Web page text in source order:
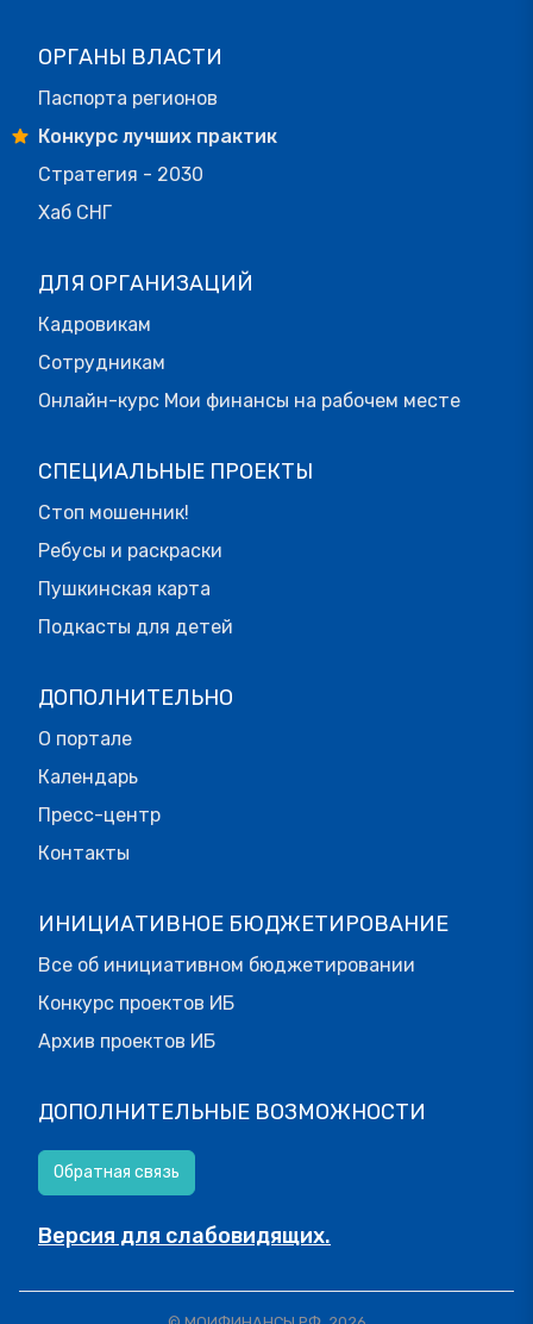
ОРГАНЫ ВЛАСТИ
Паспорта регионов
Конкурс лучших практик
Стратегия - 2030
Хаб СНГ
ДЛЯ ОРГАНИЗАЦИЙ
Кадровикам
Сотрудникам
Онлайн-курс Мои финансы на рабочем месте
СПЕЦИАЛЬНЫЕ ПРОЕКТЫ
Стоп мошенник!
Ребусы и раскраски
Пушкинская карта
Подкасты для детей
ДОПОЛНИТЕЛЬНО
О портале
Календарь
Пресс-центр
Контакты
ИНИЦИАТИВНОЕ БЮДЖЕТИРОВАНИЕ
Все об инициативном бюджетировании
Конкурс проектов ИБ
Архив проектов ИБ
ДОПОЛНИТЕЛЬНЫЕ ВОЗМОЖНОСТИ
Обратная связь
Версия для слабовидящих.